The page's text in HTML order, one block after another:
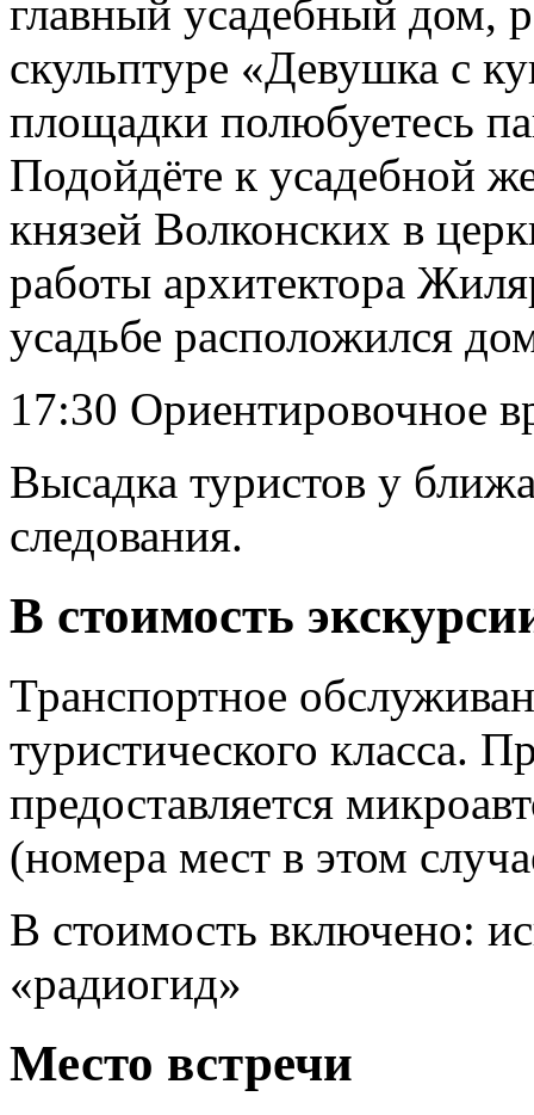
главный усадебный дом,
скульптуре «Девушка с
площадки полюбуетесь
Подойдёте к усадебной
князей Волконских в
работы архитектора
усадьбе расположился
17:30 Ориентировочное
Высадка туристов у
следования.
В стоимость
Транспортное
туристического класса.
предоставляется
(номера мест в этом
В стоимость включено:
«радиогид»
Место встречи